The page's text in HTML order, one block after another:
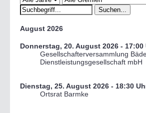
August 2026
Donnerstag, 20. August 2026 - 17:00
Gesellschafterversammlung
Dienstleistungsgesellschaft mbH
Dienstag, 25. August 2026 - 18:30
Ortsrat Barmke